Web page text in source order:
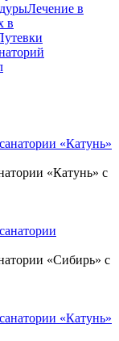
Лечение в
в
«Катунь» с
«Сибирь» с